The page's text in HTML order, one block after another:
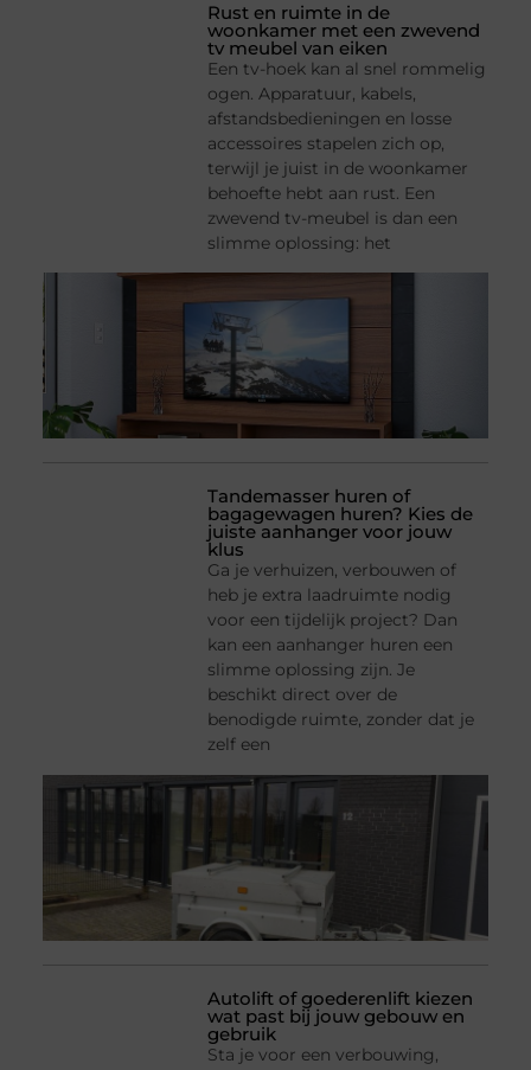
Rust en ruimte in de
woonkamer met een zwevend
tv meubel van eiken
Een tv-hoek kan al snel rommelig
ogen. Apparatuur, kabels,
afstandsbedieningen en losse
accessoires stapelen zich op,
terwijl je juist in de woonkamer
behoefte hebt aan rust. Een
zwevend tv-meubel is dan een
slimme oplossing: het
Tandemasser huren of
bagagewagen huren? Kies de
juiste aanhanger voor jouw
klus
Ga je verhuizen, verbouwen of
heb je extra laadruimte nodig
voor een tijdelijk project? Dan
kan een aanhanger huren een
slimme oplossing zijn. Je
beschikt direct over de
benodigde ruimte, zonder dat je
zelf een
Autolift of goederenlift kiezen
wat past bij jouw gebouw en
gebruik
Sta je voor een verbouwing,